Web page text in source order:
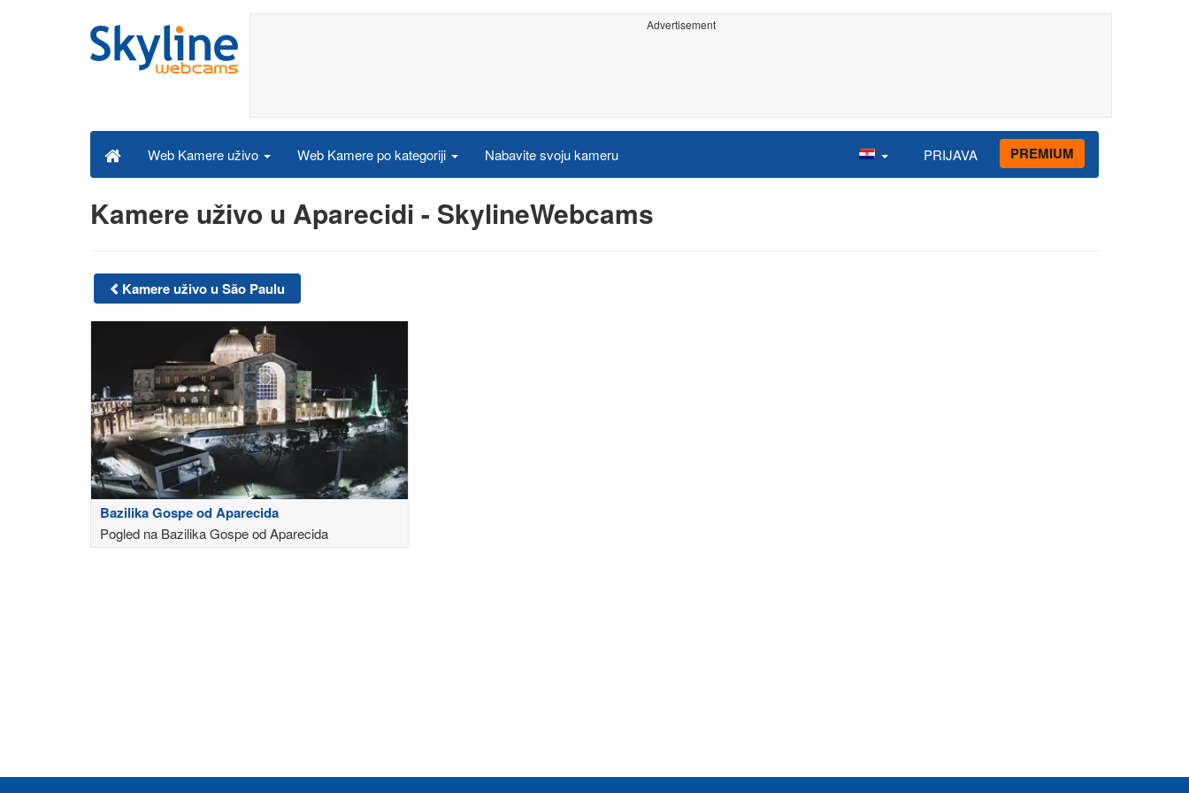
Advertisement
Web Kamere uživo Web Kamere po kategoriji Nabavite svoju kameru PRIJAVA PREMIUM
Kamere uživo u Aparecidi - SkylineWebcams
Kamere uživo u São Paulu
Bazilika Gospe od Aparecida
Pogled na Bazilika Gospe od Aparecida